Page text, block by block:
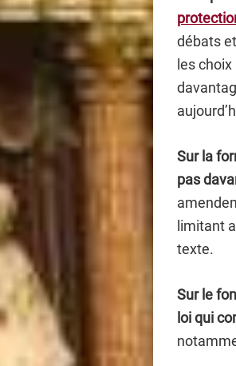
débats
les
Sur la
pas
limitant
texte.
Sur le
loi qui